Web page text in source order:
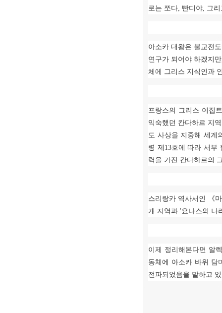
로는 쪼다, 빤디야, 그
아소카 대왕은 불교전
연구가 되어야 하겠지만
체에 그리스 지식인과
프랑스의 그리스 이집
익숙했던 칸다하르 지
도 사상을 지중해 세계
령 제 13호에 따라 서부
력을 가진 칸다하르의
스리랑카 역사서인 《
개 지역과 '요나스의 나
이제 정리해본다면 알
동체에 아소카 바위 담
전파되었음을 말하고